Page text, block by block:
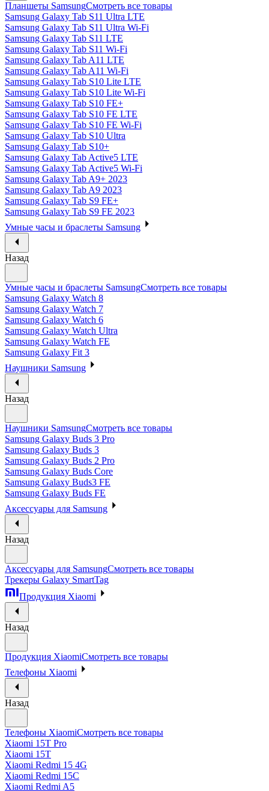
Планшеты SamsungСмотреть все товары
Samsung Galaxy Tab S11 Ultra LTE
Samsung Galaxy Tab S11 Ultra Wi-Fi
Samsung Galaxy Tab S11 LTE
Samsung Galaxy Tab S11 Wi-Fi
Samsung Galaxy Tab A11 LTE
Samsung Galaxy Tab A11 Wi-Fi
Samsung Galaxy Tab S10 Lite LTE
Samsung Galaxy Tab S10 Lite Wi-Fi
Samsung Galaxy Tab S10 FE+
Samsung Galaxy Tab S10 FE LTE
Samsung Galaxy Tab S10 FE Wi-Fi
Samsung Galaxy Tab S10 Ultra
Samsung Galaxy Tab S10+
Samsung Galaxy Tab Active5 LTE
Samsung Galaxy Tab Active5 Wi-Fi
Samsung Galaxy Tab A9+ 2023
Samsung Galaxy Tab A9 2023
Samsung Galaxy Tab S9 FE+
Samsung Galaxy Tab S9 FE 2023
Умные часы и браслеты Samsung
Назад
Умные часы и браслеты SamsungСмотреть все товары
Samsung Galaxy Watch 8
Samsung Galaxy Watch 7
Samsung Galaxy Watch 6
Samsung Galaxy Watch Ultra
Samsung Galaxy Watch FE
Samsung Galaxy Fit 3
Наушники Samsung
Назад
Наушники SamsungСмотреть все товары
Samsung Galaxy Buds 3 Pro
Samsung Galaxy Buds 3
Samsung Galaxy Buds 2 Pro
Samsung Galaxy Buds Core
Samsung Galaxy Buds3 FE
Samsung Galaxy Buds FE
Аксессуары для Samsung
Назад
Аксессуары для SamsungСмотреть все товары
Трекеры Galaxy SmartTag
Продукция Xiaomi
Назад
Продукция XiaomiСмотреть все товары
Телефоны Xiaomi
Назад
Телефоны XiaomiСмотреть все товары
Xiaomi 15T Pro
Xiaomi 15T
Xiaomi Redmi 15 4G
Xiaomi Redmi 15C
Xiaomi Redmi A5